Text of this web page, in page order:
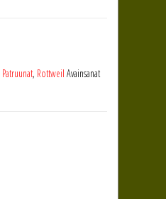
Patruunat, Rottweil Avainsanat